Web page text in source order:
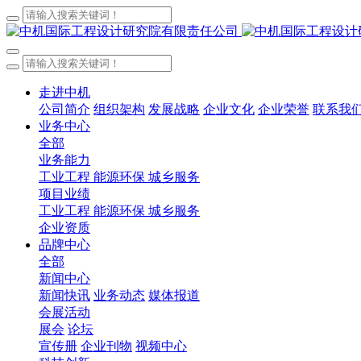
走进中机
公司简介 组织架构 发展战略 企业文化 企业荣誉 联系我
业务中心
全部
业务能力
工业工程 能源环保 城乡服务
项目业绩
工业工程 能源环保 城乡服务
企业资质
品牌中心
全部
新闻中心
新闻快讯 业务动态 媒体报道
会展活动
展会 论坛
宣传册 企业刊物 视频中心